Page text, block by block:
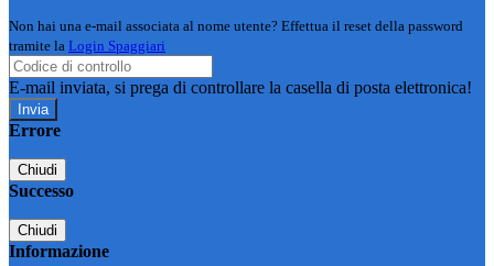
Non hai una e-mail associata al nome utente? Effettua il reset della password
tramite la Login Spaggiari
E-mail inviata, si prega di controllare la casella di posta elettronica!
Errore
Chiudi
Successo
Chiudi
Informazione